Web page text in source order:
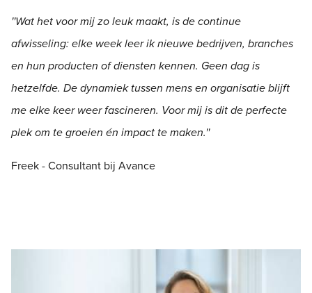
''Wat het voor mij zo leuk maakt, is de continue
afwisseling: elke week leer ik nieuwe bedrijven, branches
en hun producten of diensten kennen. Geen dag is
hetzelfde. De dynamiek tussen mens en organisatie blijft
me elke keer weer fascineren. Voor mij is dit de perfecte
plek om te groeien én impact te maken.''
Freek - Consultant bij Avance